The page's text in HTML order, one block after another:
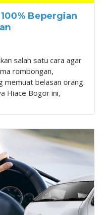
Bepergian
salah satu cara agar
rombongan,
memuat belasan orang.
Hiace Bogor ini,